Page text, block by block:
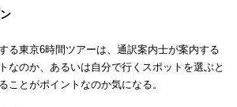
る東京6時間ツアーは、通訳案内士が案内する
なのか、あるいは自分で行くスポットを選ぶと
ことがポイントなのか気になる。